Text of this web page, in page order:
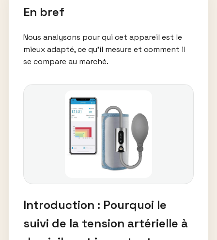
En bref
Nous analysons pour qui cet appareil est le
mieux adapté, ce qu’il mesure et comment il
se compare au marché.
Introduction : Pourquoi le
suivi de la tension artérielle à